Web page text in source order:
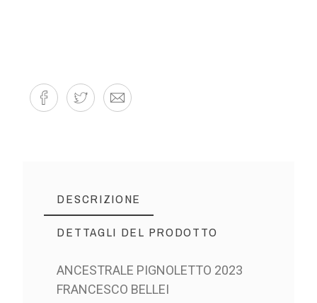
DESCRIZIONE
DETTAGLI DEL PRODOTTO
ANCESTRALE PIGNOLETTO 2023
FRANCESCO BELLEI